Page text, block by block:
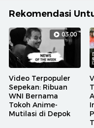
Rekomendasi
03:00
Video Terpopuler
Sepekan: Ribuan
WNI Bernama
Tokoh Anime-
Mutilasi di Depok